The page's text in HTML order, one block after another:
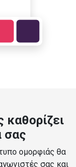
σας
ομορφιάς θα
σας και